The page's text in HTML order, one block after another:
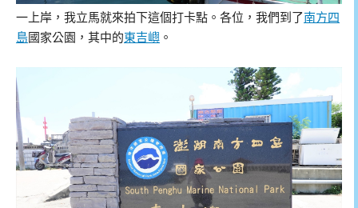
一上岸，我立馬就來拍下這個打卡點。各位，我們到了南方四
島國家公園，其中的東吉嶼 。